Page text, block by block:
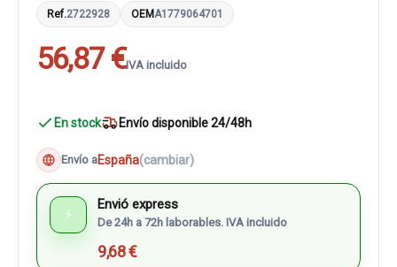
Ref.2722928 OEMA1779064701
56,87 €IVA incluido
En stock Envío disponible 24/48h
Envío aEspaña(cambiar)
⚡
Envió express
De 24h a 72h laborables. IVA incluido
9,68 €